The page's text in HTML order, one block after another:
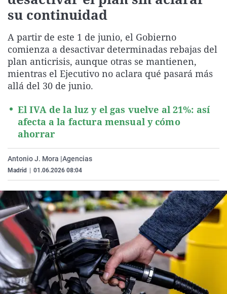
Como el perro y el
Equipo de
Operación Viuda
La Rioja
Navarra
País Vasco
Elecciones
su continuidad
A partir de este 1 de junio, el Gobierno
comienza a desactivar determinadas rebajas del
plan anticrisis, aunque otras se mantienen,
mientras el Ejecutivo no aclara qué pasará más
allá del 30 de junio.
El IVA de la luz y el gas vuelve al 21%: así
afecta a la factura mensual y cómo
ahorrar
Antonio J. Mora |Agencias
Madrid 01.06.2026 08:04